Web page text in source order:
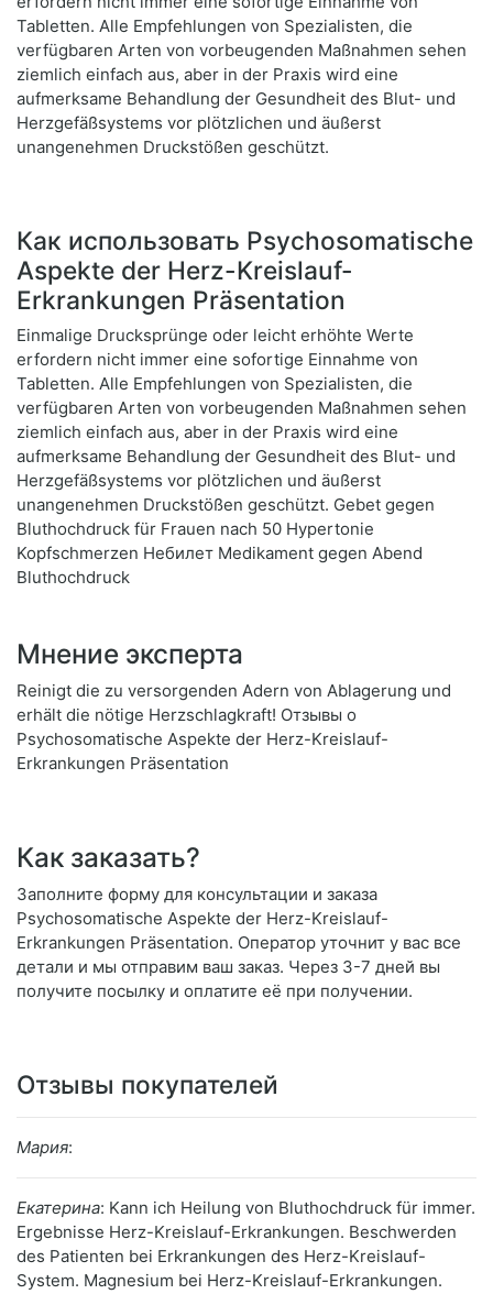
Tabletten. Alle Empfehlungen von Spezialisten, die
verfügbaren Arten von vorbeugenden Maßnahmen sehen
ziemlich einfach aus, aber in der Praxis wird eine
aufmerksame Behandlung der Gesundheit des Blut- und
Herzgefäßsystems vor plötzlichen und äußerst
unangenehmen Druckstößen geschützt.
Как использовать Psychosomatische
Aspekte der Herz-Kreislauf-
Erkrankungen Präsentation
Einmalige Drucksprünge oder leicht erhöhte Werte
erfordern nicht immer eine sofortige Einnahme von
Tabletten. Alle Empfehlungen von Spezialisten, die
verfügbaren Arten von vorbeugenden Maßnahmen sehen
ziemlich einfach aus, aber in der Praxis wird eine
aufmerksame Behandlung der Gesundheit des Blut- und
Herzgefäßsystems vor plötzlichen und äußerst
unangenehmen Druckstößen geschützt. Gebet gegen
Bluthochdruck für Frauen nach 50 Hypertonie
Kopfschmerzen Небилет Medikament gegen Abend
Bluthochdruck
Мнение эксперта
Reinigt die zu versorgenden Adern von Ablagerung und
erhält die nötige Herzschlagkraft! Отзывы о
Psychosomatische Aspekte der Herz-Kreislauf-
Erkrankungen Präsentation
Как заказать?
Заполните форму для консультации и заказа
Psychosomatische Aspekte der Herz-Kreislauf-
Erkrankungen Präsentation. Оператор уточнит у вас все
детали и мы отправим ваш заказ. Через 3-7 дней вы
получите посылку и оплатите её при получении.
Отзывы покупателей
Мария:
Екатерина: Kann ich Heilung von Bluthochdruck für immer.
Ergebnisse Herz-Kreislauf-Erkrankungen. Beschwerden
des Patienten bei Erkrankungen des Herz-Kreislauf-
System. Magnesium bei Herz-Kreislauf-Erkrankungen.